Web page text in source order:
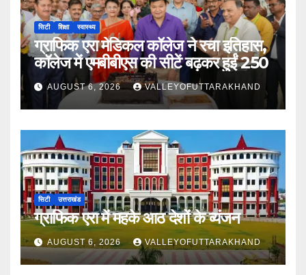
सिटी शिक्षा स्वास्थ्य
ग्राफिक एरा मेडिकल कॉलेज ने रचा इतिहास,
कॉलेज में एमबीबीएस की सीटें बढ़कर हुईं 250
AUGUST 6, 2026 VALLEYOFUTTARAKHAND
सिटी उत्तराखंड
ग्राफिक एरा में महके आठ देशों के व्यंजन
AUGUST 6, 2026 VALLEYOFUTTARAKHAND